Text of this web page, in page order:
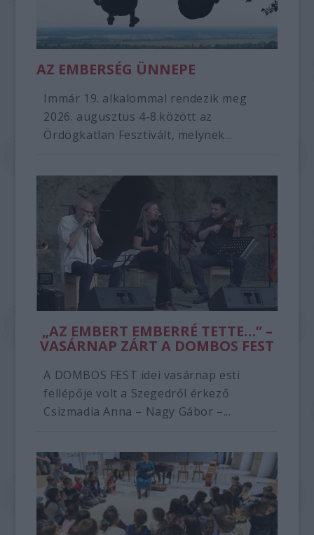
AZ EMBERSÉG ÜNNEPE
Immár 19. alkalommal rendezik meg
2026. augusztus 4-8.között az
Ördögkatlan Fesztivált, melynek...
„AZ EMBERT EMBERRÉ TETTE…” –
VASÁRNAP ZÁRT A DOMBOS FEST
A DOMBOS FEST idei vasárnap esti
fellépője volt a Szegedről érkező
Csizmadia Anna – Nagy Gábor –...